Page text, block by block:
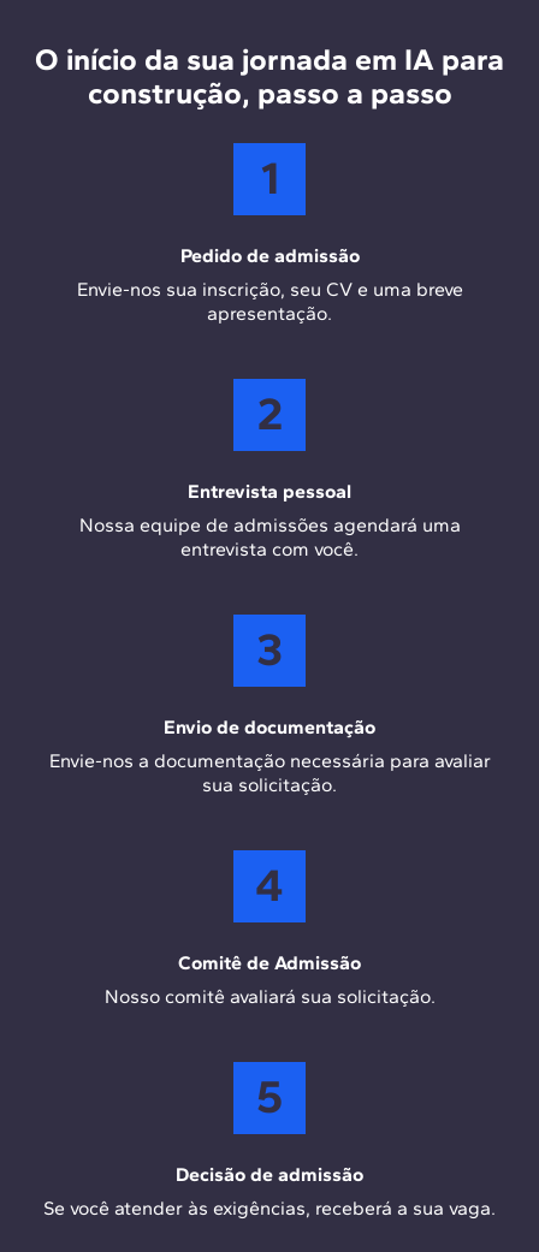
pelo Power BI para visualização de dados e Ecocraff
para análises de sustentabilidade.
O início da sua jornada em IA para
construção, passo a passo
1
Pedido de admissão
Envie-nos sua inscrição, seu CV e uma breve
apresentação.
2
Entrevista pessoal
Nossa equipe de admissões agendará uma
entrevista com você.
3
Envio de documentação
Envie-nos a documentação necessária para avaliar
sua solicitação.
4
Comitê de Admissão
Nosso comitê avaliará sua solicitação.
5
Decisão de admissão
Se você atender às exigências, receberá a sua vaga.